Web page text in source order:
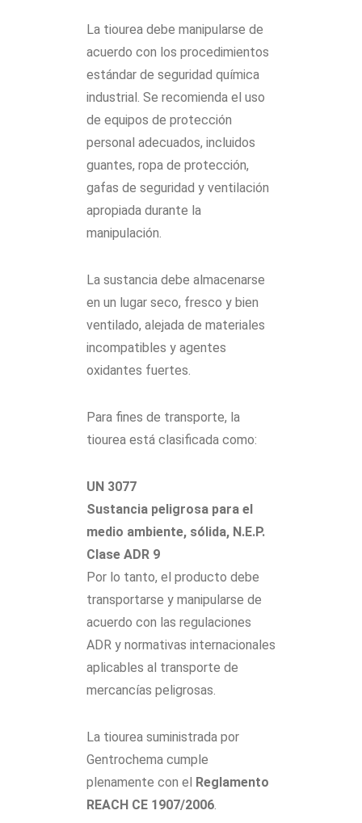
La tiourea debe manipularse de
acuerdo con los procedimientos
estándar de seguridad química
industrial. Se recomienda el uso
de equipos de protección
personal adecuados, incluidos
guantes, ropa de protección,
gafas de seguridad y ventilación
apropiada durante la
manipulación.
La sustancia debe almacenarse
en un lugar seco, fresco y bien
ventilado, alejada de materiales
incompatibles y agentes
oxidantes fuertes.
Para fines de transporte, la
tiourea está clasificada como:
UN 3077
Sustancia peligrosa para el
medio ambiente, sólida, N.E.P.
Clase ADR 9
Por lo tanto, el producto debe
transportarse y manipularse de
acuerdo con las regulaciones
ADR y normativas internacionales
aplicables al transporte de
mercancías peligrosas.
La tiourea suministrada por
Gentrochema cumple
plenamente con el Reglamento
REACH CE 1907/2006.